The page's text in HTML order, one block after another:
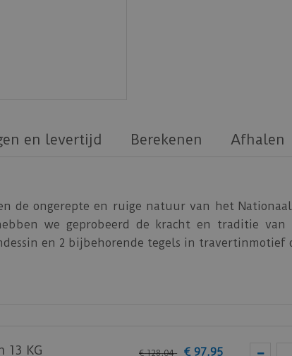
en levertijd Berekenen Afhalen
de ongerepte en ruige natuur van het
we geprobeerd de kracht en traditie
en 2 bijbehorende tegels in
tegels met steendessin zijn ook te krijgen als
13 KG € 128,04 € 97,95